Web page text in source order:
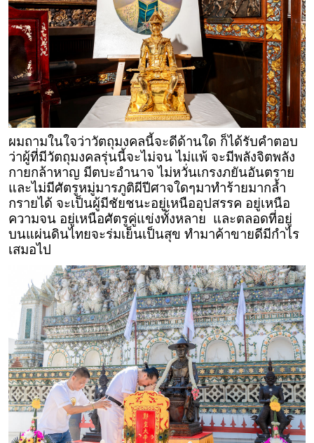
ผมถามในใจว่าวัตถุมงคลนี้จะดีด้านใด ก็ได้รับคำตอบ
ว่าผู้ที่มีวัตถุมงคลรุ่นนี้จะไม่จน ไม่แพ้ จะมีพลังจิตพลัง
กายกล้าหาญ มีตบะอำนาจ ไม่หวั่นเกรงภยันอันตราย
และไม่มีศัตรูหมู่มารภูติผีปีศาจใดๆมาทำร้ายมากล้ำ
กรายได้ จะเป็นผู้มีชัยชนะอยู่เหนืออุปสรรค อยู่เหนือ
ความจน อยู่เหนือศัตรูคู่แข่งทั้งหลาย และตลอดที่อยู่
บนแผ่นดินไทยจะร่มเย็นเป็นสุข ทำมาค้าขายดีมีกำไร
เสมอไป